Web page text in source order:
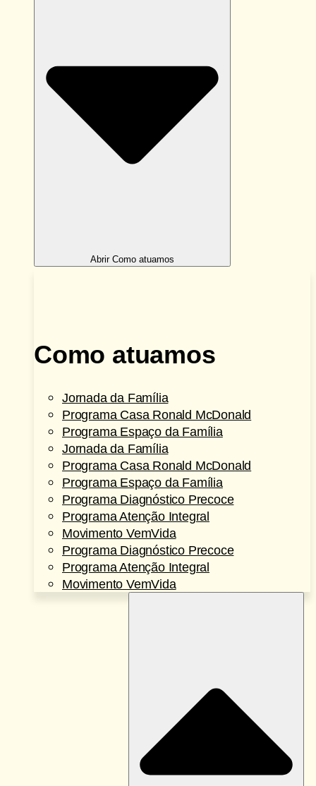
Abrir Como atuamos
Como atuamos
Jornada da Família
Programa Casa Ronald McDonald
Programa Espaço da Família
Jornada da Família
Programa Casa Ronald McDonald
Programa Espaço da Família
Programa Diagnóstico Precoce
Programa Atenção Integral
Movimento VemVida
Programa Diagnóstico Precoce
Programa Atenção Integral
Movimento VemVida